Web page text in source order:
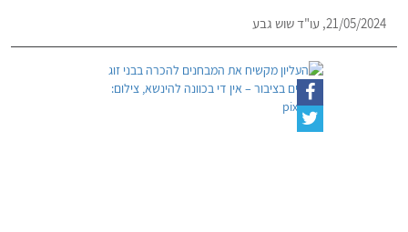
21/05/2024, עו"ד שוש גבע